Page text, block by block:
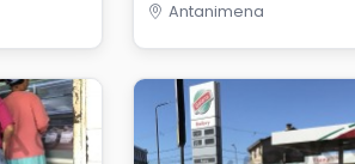
Antanimena